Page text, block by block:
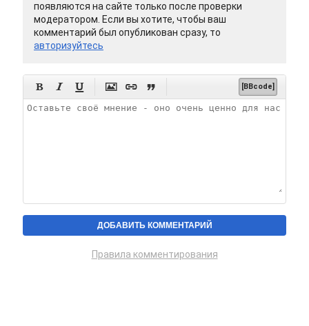
появляются на сайте только после проверки
модератором. Если вы хотите, чтобы ваш
комментарий был опубликован сразу, то
авторизуйтесь
      [BBcode]
Правила комментирования